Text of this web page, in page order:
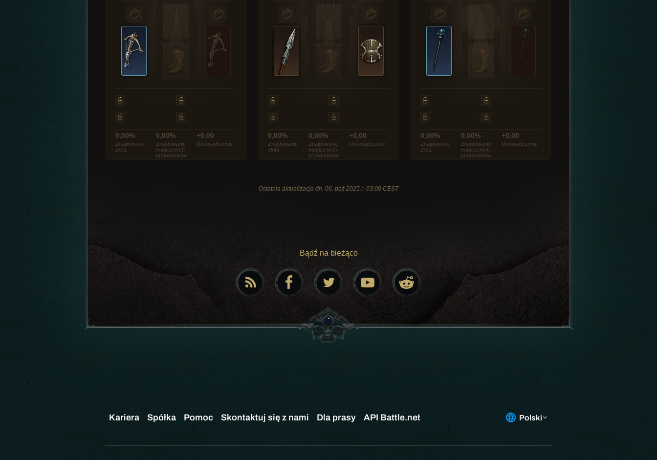
0,00%
Znajdowanie
złota
0,00%
Znajdowanie
magicznych
przedmiotów
+0,00
Doświadczenie
0,00%
Znajdowanie
złota
0,00%
Znajdowanie
magicznych
przedmiotów
+0,00
Doświadczenie
0,00%
Znajdowanie
złota
0,00%
Znajdowanie
magicznych
przedmiotów
+0,00
Doświadczenie
Ostatnia aktualizacja dn. 06. paź 2025 r. 03:00 CEST
Bądź na bieżąco